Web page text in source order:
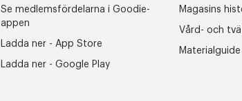
Se medlemsfördelarna i Goodie-
appen
Ladda ner - App Store
Ladda ner - Google Play
Magasins
Vård- och
Materialguide
Edit cookies